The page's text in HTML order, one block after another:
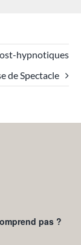
hypnotiques
de Spectacle
pas ?